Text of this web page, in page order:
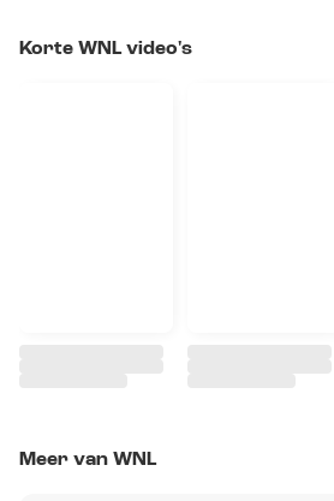
Korte WNL video's
Meer van WNL